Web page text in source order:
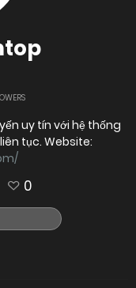
uy tín với hệ thống
tục. Website:
0